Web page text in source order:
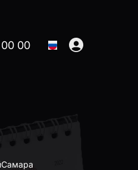
00
Самара